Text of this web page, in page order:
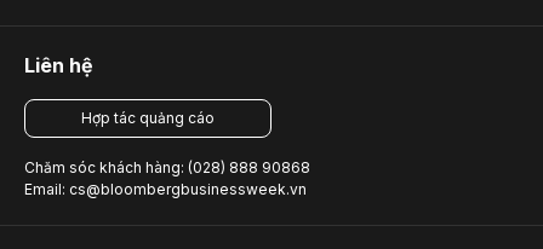
Liên hệ
Hợp tác quảng cáo
Chăm sóc khách hàng: (028) 888 90868
Email: cs@bloombergbusinessweek.vn